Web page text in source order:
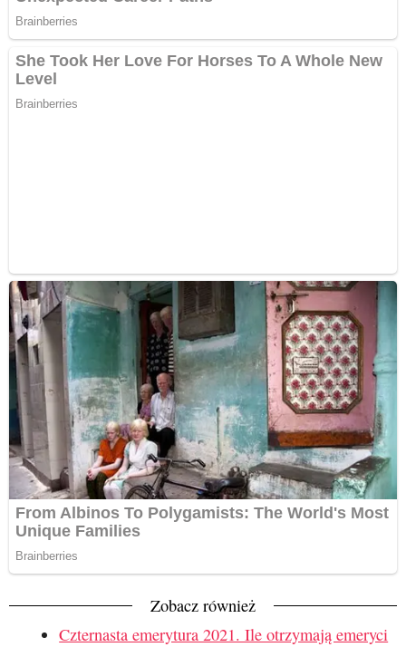
Zobacz również
Czternasta emerytura 2021. Ile otrzymają emeryci